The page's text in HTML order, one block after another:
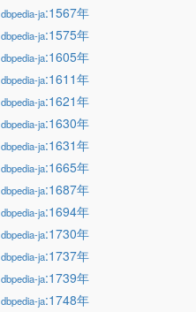
dbpedia-ja:1567年
dbpedia-ja:1575年
dbpedia-ja:1605年
dbpedia-ja:1611年
dbpedia-ja:1621年
dbpedia-ja:1630年
dbpedia-ja:1631年
dbpedia-ja:1665年
dbpedia-ja:1687年
dbpedia-ja:1694年
dbpedia-ja:1730年
dbpedia-ja:1737年
dbpedia-ja:1739年
dbpedia-ja:1748年